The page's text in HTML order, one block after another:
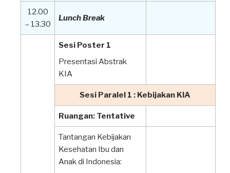
12.00
– 13.30
Lunch Break
Sesi Poster 1
Presentasi Abstrak
KIA
Sesi Paralel 1 : Kebijakan KIA
Ruangan: Tentative
Tantangan Kebijakan
Kesehatan Ibu dan
Anak di Indonesia: